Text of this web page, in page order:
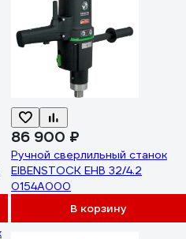
86 900 ₽
Ручной сверлильный станок
EIBENSTOCK EHB 32/4.2
0154A000
В корзину